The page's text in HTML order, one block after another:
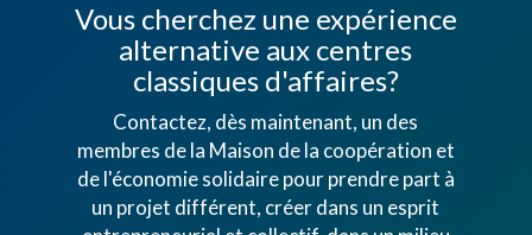
Vous cherchez une expérience
alternative aux centres
classiques d'affaires?
Contactez, dès maintenant, un des
membres de la Maison de la coopération et
de l'économie solidaire pour prendre part à
un projet différent, créer dans un esprit